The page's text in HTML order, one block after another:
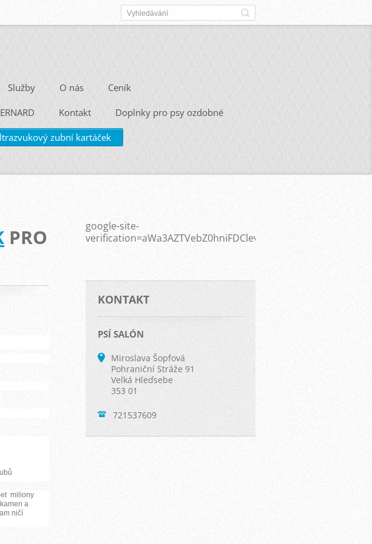
Služby O nás Ceník
Kontakt Doplnky pro psy ozdobné
zubní kartáček
PRO
miliony
a
ničí
google-site-
KONTAKT
PSÍ SALÓN
Miroslava Šopfová
Pohraniční Stráže 91
Velká Hleďsebe
353 01
721537609